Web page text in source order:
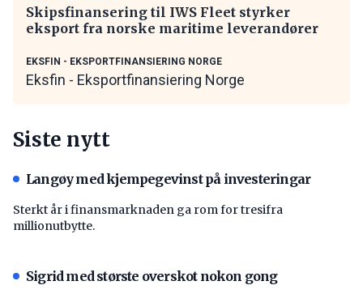
Skipsfinansering til IWS Fleet styrker
eksport fra norske maritime leverandører
EKSFIN - EKSPORTFINANSIERING NORGE
Eksfin - Eksportfinansiering Norge
Siste nytt
Langøy med kjempegevinst på investeringar
Sterkt år i finansmarknaden ga rom for tresifra
millionutbytte.
Sigrid med største overskot nokon gong